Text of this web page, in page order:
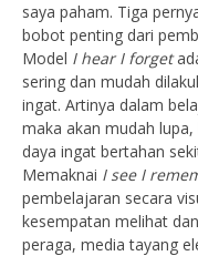
saya paham. Tiga
bobot penting dari
Model I hear I forget
sering dan mudah
ingat. Artinya dalam
maka akan mudah
daya ingat bertahan
Memaknai I see I
pembelajaran secara
kesempatan melihat
peraga, media tayang